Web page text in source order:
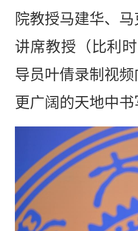
院教授马建华、
讲席教授（比利
导员叶倩录制视
更广阔的天地中